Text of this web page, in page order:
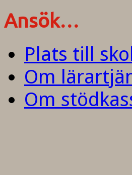
Ansök…
Plats till
Om
Om